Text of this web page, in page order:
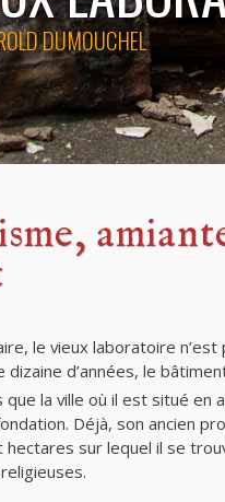
DUMOUCHEL
le vieux laboratoire n’est
dizaine d’années, le
la ville où il est situé en
Déjà, son ancien
sur lequel il se